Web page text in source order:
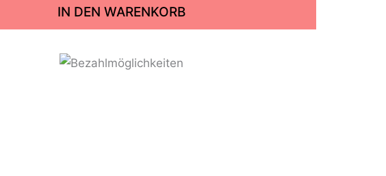
IN DEN WARENKORB